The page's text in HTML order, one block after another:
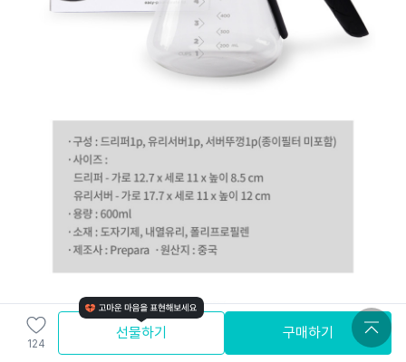
124
선물하기 구매하기